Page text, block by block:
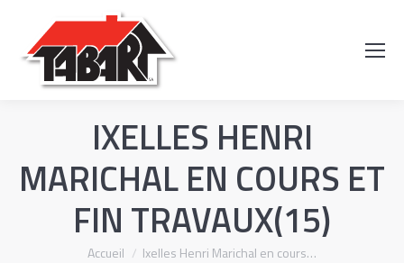
IXELLES HENRI
MARICHAL EN COURS ET
FIN TRAVAUX(15)
Vous êtes ici :
Accueil Ixelles Henri Marichal en cours…